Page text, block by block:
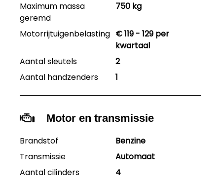
Maximum massa
geremd
750 kg
Motorrijtuigenbelasting € 119 - 129 per
kwartaal
Aantal sleutels
2
Aantal handzenders
1
Motor en transmissie
Brandstof
Benzine
Transmissie
Automaat
Aantal cilinders
4